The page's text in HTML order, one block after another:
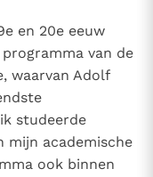
en 20e eeuw
van de
waarvan Adolf
studeerde
mijn academische
ook binnen